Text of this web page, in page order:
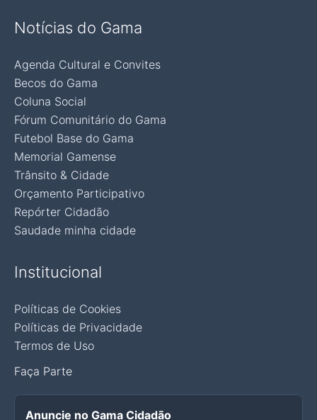
Notícias do Gama
Agenda Cultural e Convites
Becos do Gama
Coluna Social
Fórum Comunitário do Gama
Futebol Base do Gama
Memorial Gamense
Trânsito & Cidade
Orçamento Participativo
Repórter Cidadão
Saudade minha cidade
Institucional
Políticas de Cookies
Políticas de Privacidade
Termos de Uso
Faça Parte
Anuncie no Gama Cidadão